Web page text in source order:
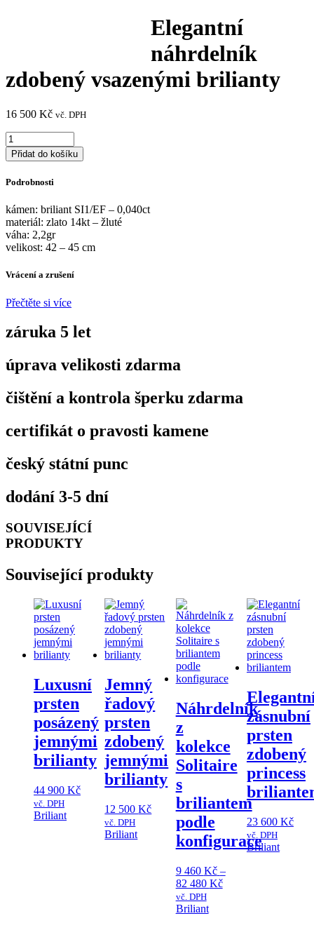
Elegantní
náhrdelník
zdobený vsazenými brilianty
16 500 Kč vč. DPH
Elegantní
náhrdelník
zdobený
brilianty
Přidat do košíku
Podrobnosti
kámen: briliant SI1/EF – 0,040ct
materiál: zlato 14kt – žluté
váha: 2,2gr
velikost: 42 – 45 cm
Vrácení a zrušení
Přečtěte si více
záruka 5 let
úprava velikosti zdarma
čištění a kontrola šperku zdarma
certifikát o pravosti kamene
český státní punc
dodání 3-5 dní
SOUVISEJÍCÍ
PRODUKTY
Související produkty
Luxusní
prsten
posázený
jemnými
brilianty
44 900 Kč
vč. DPH
Briliant
Jemný
řadový
prsten
zdobený
jemnými
brilianty
12 500Kč
vč. DPH
Briliant
Náhrdelník
z
kolekce
Solitaire
s
briliantem
podle
konfigurace
9 460 Kč –
82 480 KčRozpětí
vč. DPH
Briliant
zásnubní
prsten
zdobený
princess
23 600 Kč
vč. DPH
Briliant